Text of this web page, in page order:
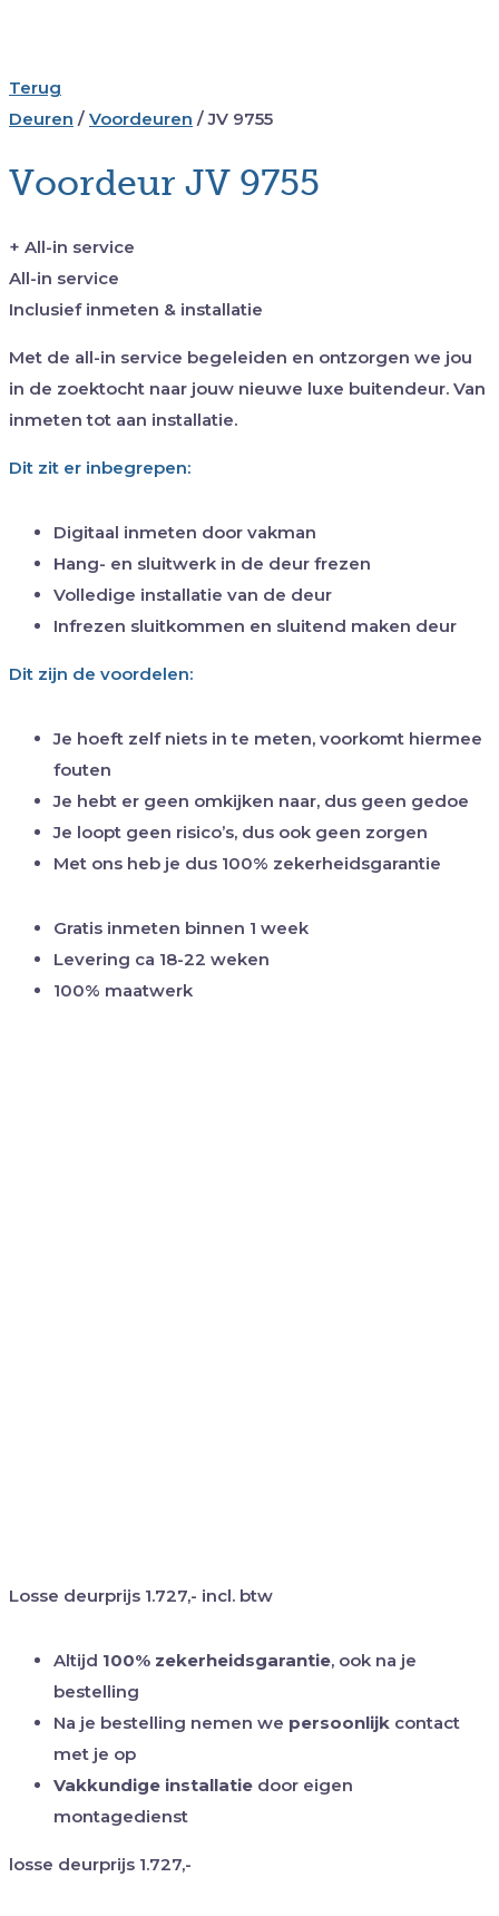
Terug
Deuren / Voordeuren /JV 9755
Voordeur JV 9755
+ All-in service
All-in service
Inclusief inmeten & installatie
Met de all-in service begeleiden en ontzorgen we jou
in de zoektocht naar jouw nieuwe luxe buitendeur. Van
inmeten tot aan installatie.
Dit zit er inbegrepen:
Digitaal inmeten door vakman
Hang- en sluitwerk in de deur frezen
Volledige installatie van de deur
Infrezen sluitkommen en sluitend maken deur
Dit zijn de voordelen:
Je hoeft zelf niets in te meten, voorkomt hiermee
fouten
Je hebt er geen omkijken naar, dus geen gedoe
Je loopt geen risico’s, dus ook geen zorgen
Met ons heb je dus 100% zekerheidsgarantie
Gratis inmeten binnen 1 week
Levering ca 18-22 weken
100% maatwerk
Losse deurprijs 1.727,- incl. btw
Altijd 100% zekerheidsgarantie, ook na je
bestelling
Na je bestelling nemen we persoonlijk contact
met je op
Vakkundige installatie door eigen
montagedienst
losse deurprijs 1.727,-